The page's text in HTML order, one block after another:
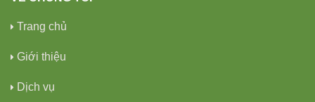
Trang chủ
Giới thiệu
Dịch vụ